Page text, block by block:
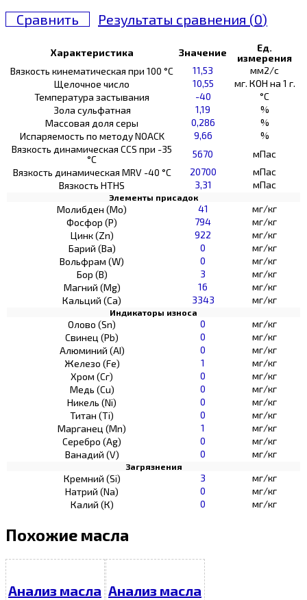
Сравнить Результаты сравнения (0)
Характеристика Значение
Ед.
измерения
Вязкость кинематическая при 100 °С
11,53
мм2/с
Щелочное число
10,55
мг. КОН на 1 г.
Температура застывания
-40
°C
Зола сульфатная
1,19
%
Массовая доля серы
0,286
%
Испаряемость по методу NOACK
9,66
%
Вязкость динамическая CCS при -35
°С
5670
мПас
Вязкость динамическая MRV -40 °С
20700
мПас
Вязкость HTHS
3,31 мПас
Элементы присадок
Молибден (Мо) 41
мг/кг
Фосфор (Р)
794
мг/кг
Цинк (Zn)
922
мг/кг
Барий (Ва)
0
мг/кг
Вольфрам (W)
0
мг/кг
Бор (В)
3
мг/кг
Магний (Mg)
16
мг/кг
Кальций (Са)
3343 мг/кг
Индикаторы износа
Олово (Sn) 0
мг/кг
Свинец (Pb)
0
мг/кг
Алюминий (AI)
0
мг/кг
Железо (Fe)
1
мг/кг
Хром (Сг)
0
мг/кг
Медь (Cu)
0
мг/кг
Никель (Ni)
0
мг/кг
Титан (Ti)
0
мг/кг
Марганец (Mn)
1
мг/кг
Серебро (Ag)
0
мг/кг
Ванадий (V)
0 мг/кг
Загрязнения
Кремний (Si) 3
мг/кг
Натрий (Na)
0
мг/кг
Калий (К)
0 мг/кг
Похожие масла
Анализ масла Анализ масла